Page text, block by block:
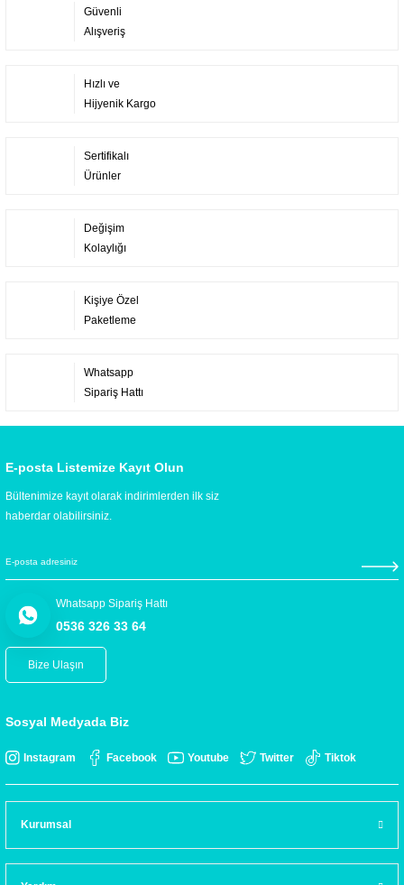
Güvenli
Alışveriş
Hızlı ve
Hijyenik Kargo
Sertifikalı
Ürünler
Değişim
Kolaylığı
Kişiye Özel
Paketleme
Whatsapp
Sipariş Hattı
E-posta Listemize Kayıt Olun
Bültenimize kayıt olarak indirimlerden ilk siz
haberdar olabilirsiniz.
Whatsapp Sipariş Hattı
0536 326 33 64
Bize Ulaşın
Sosyal Medyada Biz
Instagram Facebook Youtube Twitter Tiktok
Kurumsal